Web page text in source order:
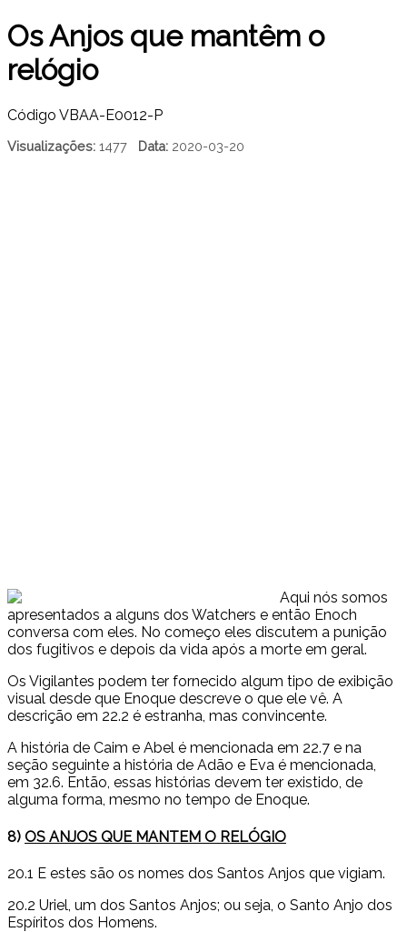
Os Anjos que mantêm o
relógio
Código VBAA-E0012-P
Visualizações: 1477 Data: 2020-03-20
Aqui nós somos
apresentados a alguns dos Watchers e então Enoch
conversa com eles. No começo eles discutem a punição
dos fugitivos e depois da vida após a morte em geral.
Os Vigilantes podem ter fornecido algum tipo de exibição
visual desde que Enoque descreve o que ele vê. A
descrição em 22.2 é estranha, mas convincente.
A história de Caim e Abel é mencionada em 22.7 e na
seção seguinte a história de Adão e Eva é mencionada,
em 32.6. Então, essas histórias devem ter existido, de
alguma forma, mesmo no tempo de Enoque.
8) OS ANJOS QUE MANTEM O RELÓGIO
20.1 E estes são os nomes dos Santos Anjos que vigiam.
20.2 Uriel, um dos Santos Anjos; ou seja, o Santo Anjo dos
Espíritos dos Homens.